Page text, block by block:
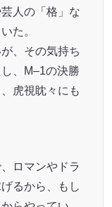
人の「格」な
た。
、その気持ち
、M–1の決勝
虎視眈々にも
ロマンやドラ
るから、もし